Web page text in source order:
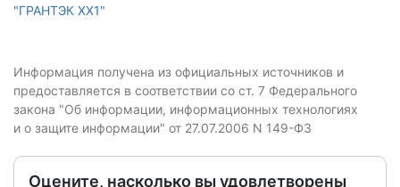
"ГРАНТЭК XX1"
Информация получена из официальных источников и
предоставляется в соответствии со ст. 7 Федерального
закона "Об информации, информационных технологиях
и о защите информации" от 27.07.2006 N 149-ФЗ
Оцените, насколько вы удовлетворены